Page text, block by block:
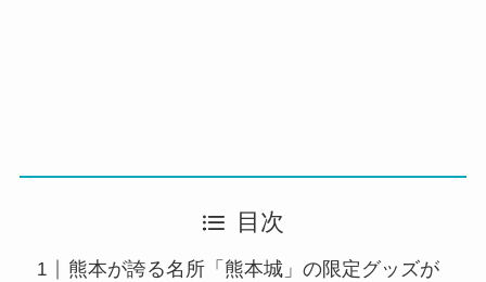
目次
熊本が誇る名所「熊本城」の限定グッズが